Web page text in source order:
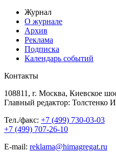
Журнал
О журнале
Архив
Реклама
Подписка
Календарь событий
Контакты
108811, г. Москва, Киевское
Главный редактор: Толстенко
Тел./факс: +7 (499) 730-03-03
+7 (499) 707-26-10
E-mail: reklama@himagregat.ru